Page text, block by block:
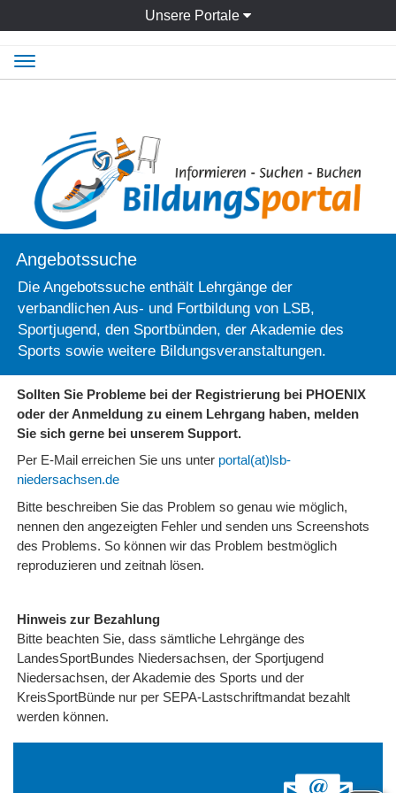
Unsere Portale
Angebotssuche
Die Angebotssuche enthält Lehrgänge der
verbandlichen Aus- und Fortbildung von LSB,
Sportjugend, den Sportbünden, der Akademie des
Sports sowie weitere Bildungsveranstaltungen.
Sollten Sie Probleme bei der Registrierung bei PHOENIX
oder der Anmeldung zu einem Lehrgang haben, melden
Sie sich gerne bei unserem Support.
Per E-Mail erreichen Sie uns unter portal(at)lsb-
niedersachsen.de
Bitte beschreiben Sie das Problem so genau wie möglich,
nennen den angezeigten Fehler und senden uns Screenshots
des Problems. So können wir das Problem bestmöglich
reproduzieren und zeitnah lösen.
Hinweis zur Bezahlung
Bitte beachten Sie, dass sämtliche Lehrgänge des
LandesSportBundes Niedersachsen, der Sportjugend
Niedersachsen, der Akademie des Sports und der
KreisSportBünde nur per SEPA-Lastschriftmandat bezahlt
werden können.
Navigation
ein-/ausblenden